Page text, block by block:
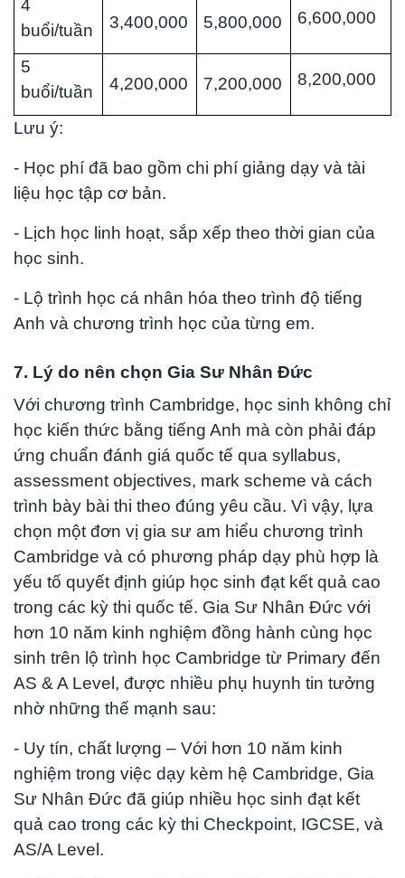
4
buổi/tuần
3,400,000 5,800,000 6,600,000
5
buổi/tuần
4,200,000 7,200,000 8,200,000
Lưu ý:
- Học phí đã bao gồm chi phí giảng dạy và tài
liệu học tập cơ bản.
- Lịch học linh hoạt, sắp xếp theo thời gian của
học sinh.
- Lộ trình học cá nhân hóa theo trình độ tiếng
Anh và chương trình học của từng em.
7. Lý do nên chọn Gia Sư Nhân Đức
Với chương trình Cambridge, học sinh không chỉ
học kiến thức bằng tiếng Anh mà còn phải đáp
ứng chuẩn đánh giá quốc tế qua syllabus,
assessment objectives, mark scheme và cách
trình bày bài thi theo đúng yêu cầu. Vì vậy, lựa
chọn một đơn vị gia sư am hiểu chương trình
Cambridge và có phương pháp dạy phù hợp là
yếu tố quyết định giúp học sinh đạt kết quả cao
trong các kỳ thi quốc tế. Gia Sư Nhân Đức với
hơn 10 năm kinh nghiệm đồng hành cùng học
sinh trên lộ trình học Cambridge từ Primary đến
AS & A Level, được nhiều phụ huynh tin tưởng
nhờ những thế mạnh sau:
- Uy tín, chất lượng – Với hơn 10 năm kinh
nghiệm trong việc dạy kèm hệ Cambridge, Gia
Sư Nhân Đức đã giúp nhiều học sinh đạt kết
quả cao trong các kỳ thi Checkpoint, IGCSE, và
AS/A Level.